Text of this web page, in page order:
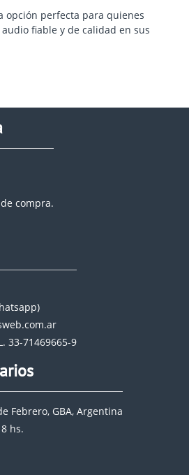
opción perfecta para quienes
fiable y de calidad en sus
compra.
33-71469665-9
Febrero, GBA, Argentina
hs.